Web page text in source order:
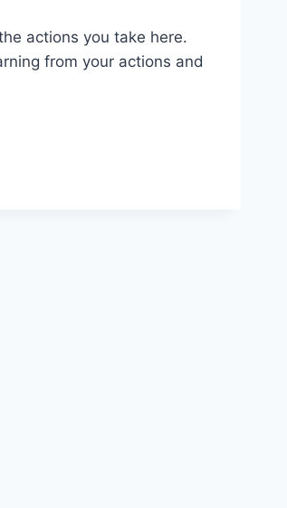
actions you take here.
from your actions and